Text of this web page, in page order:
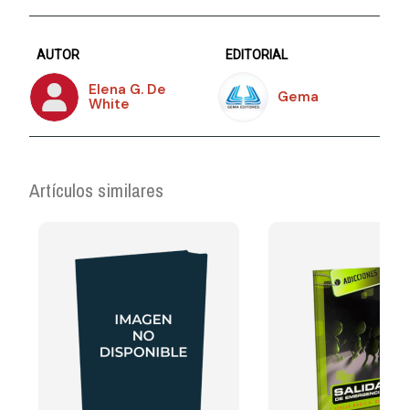
AUTOR
Elena G. De
White
EDITORIAL
Gema
Artículos similares